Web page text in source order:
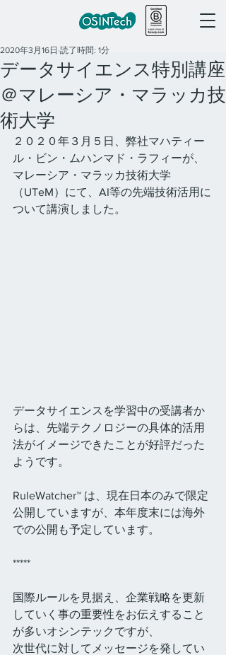
データサイエンス特別講座
＠マレーシア・マラッカ技
術大学
2020年3月16日 読了時間: 1分
２０２０年３月５日、弊社マハティー
ル・ビン・ムハンマド・ラフィーが、
マレーシア・マラッカ技術大学
（UTeM）にて、AI等の先端技術活用に
ついて講演しました。
データサイエンスを学習中の受講者か
らは、先端テクノロジーの具体的活用
法がイメージできたことが好評だった
ようです。
RuleWatcher™ は、現在日本のみで限定
公開していますが、本年度末には海外
での公開も予定しています。
*****
国際ルールを見据え、企業戦略を更新
していく事の重要性をお伝えすること
が多いオシンテックですが、
次世代に対してメッセージを発してい